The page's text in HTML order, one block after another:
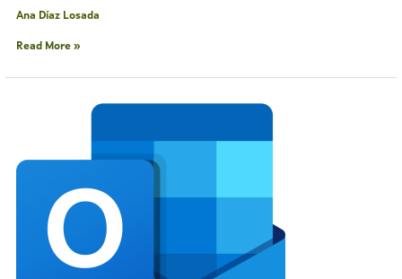
Ana Díaz Losada
Read More »